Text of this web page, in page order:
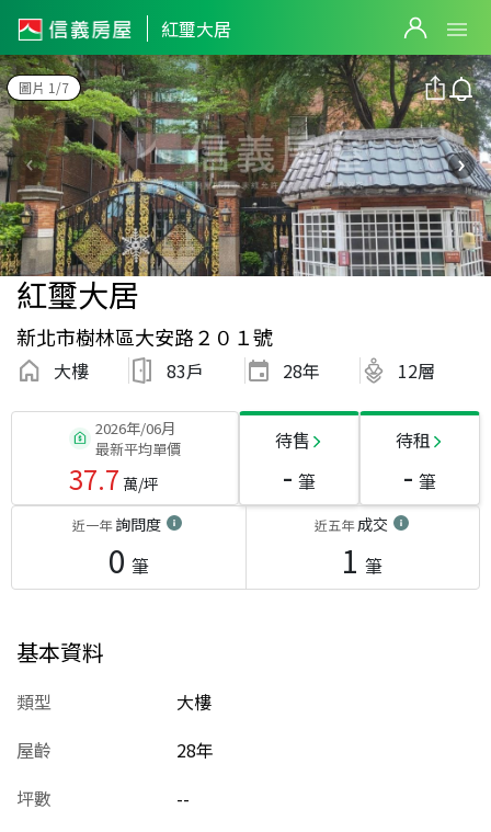
紅璽大居
圖片 1/7
紅璽大居
新北市樹林區大安路２０１號
大樓 83戶 28年 12層
2026年/06月
最新平均單價
37.7 萬/坪
待售
- 筆
待租
- 筆
近一年詢問度
0 筆
近五年成交
1 筆
基本資料
類型
大樓
屋齡
28年
坪數
--